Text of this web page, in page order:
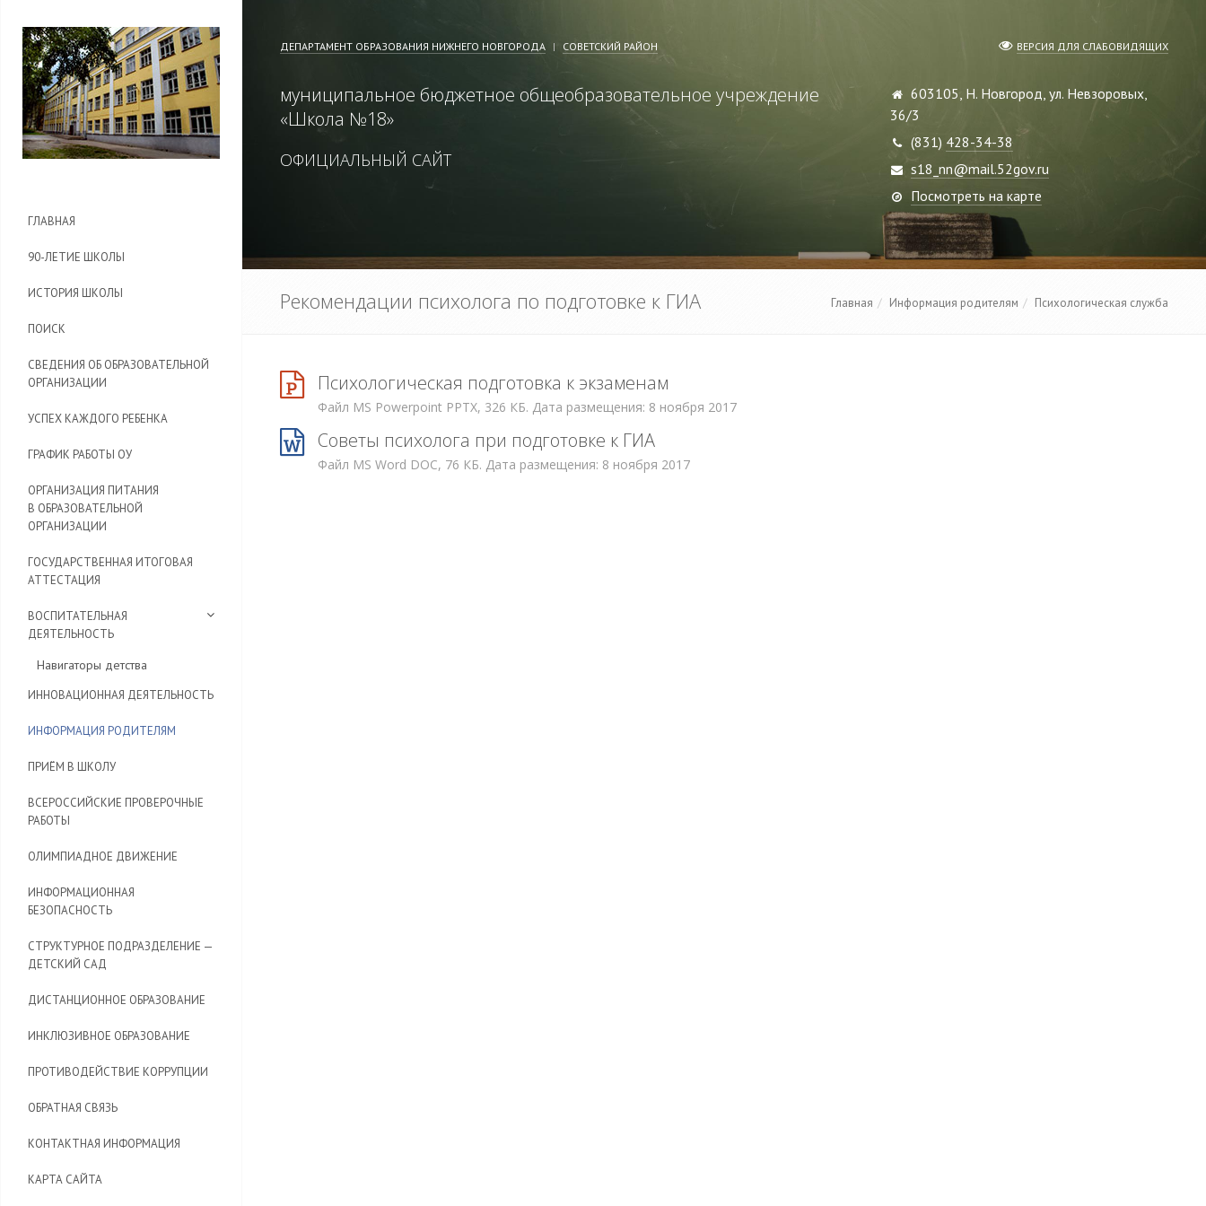
ГЛАВНАЯ
90-ЛЕТИЕ ШКОЛЫ
ИСТОРИЯ ШКОЛЫ
ПОИСК
СВЕДЕНИЯ ОБ ОБРАЗОВАТЕЛЬНОЙ
ОРГАНИЗАЦИИ
УСПЕХ КАЖДОГО РЕБЕНКА
ГРАФИК РАБОТЫ ОУ
ОРГАНИЗАЦИЯ ПИТАНИЯ
В ОБРАЗОВАТЕЛЬНОЙ
ОРГАНИЗАЦИИ
ГОСУДАРСТВЕННАЯ ИТОГОВАЯ
АТТЕСТАЦИЯ
ВОСПИТАТЕЛЬНАЯ
ДЕЯТЕЛЬНОСТЬ
Навигаторы детства
ИННОВАЦИОННАЯ ДЕЯТЕЛЬНОСТЬ
ИНФОРМАЦИЯ РОДИТЕЛЯМ
ПРИЁМ В ШКОЛУ
ВСЕРОССИЙСКИЕ ПРОВЕРОЧНЫЕ
РАБОТЫ
ОЛИМПИАДНОЕ ДВИЖЕНИЕ
ИНФОРМАЦИОННАЯ
БЕЗОПАСНОСТЬ
CТРУКТУРНОЕ ПОДРАЗДЕЛЕНИЕ —
ДЕТСКИЙ САД
ДИСТАНЦИОННОЕ ОБРАЗОВАНИЕ
ИНКЛЮЗИВНОЕ ОБРАЗОВАНИЕ
ПРОТИВОДЕЙСТВИЕ КОРРУПЦИИ
ОБРАТНАЯ СВЯЗЬ
КОНТАКТНАЯ ИНФОРМАЦИЯ
КАРТА САЙТА
ДЕПАРТАМЕНТ ОБРАЗОВАНИЯ НИЖНЕГО НОВГОРОДА СОВЕТСКИЙ РАЙОН ВЕРСИЯ ДЛЯ СЛАБОВИДЯЩИХ
муниципальное бюджетное общеобразовательное учреждение
«Школа №18»
ОФИЦИАЛЬНЫЙ САЙТ
603105, Н. Новгород, ул. Невзоровых,
36/3
(831) 428-34-38
s18_nn@mail.52gov.ru
Посмотреть на карте
Рекомендации психолога по подготовке к ГИА Главная Информация родителям Психологическая служба
Психологическая подготовка к экзаменам
Файл MS Powerpoint PPTX, 326 КБ. Дата размещения: 8 ноября 2017
Советы психолога при подготовке к ГИА
Файл MS Word DOC, 76 КБ. Дата размещения: 8 ноября 2017